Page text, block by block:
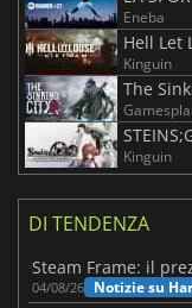
Eneba
Hell Let
Kinguin
The
Kinguin
DI TENDENZA
04/08/26 Notizie su